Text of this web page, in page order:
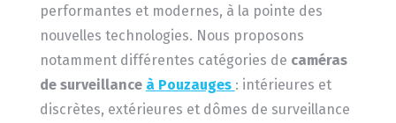
performantes et modernes, à la pointe des
nouvelles technologies. Nous proposons
notamment différentes catégories de caméras
de surveillance à Pouzauges : intérieures et
discrètes, extérieures et dômes de surveillance